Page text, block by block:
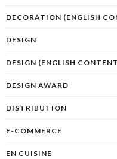
DECORATION (ENGLISH
DESIGN
DESIGN (ENGLISH
DESIGN AWARD
DISTRIBUTION
E-COMMERCE
EN CUISINE